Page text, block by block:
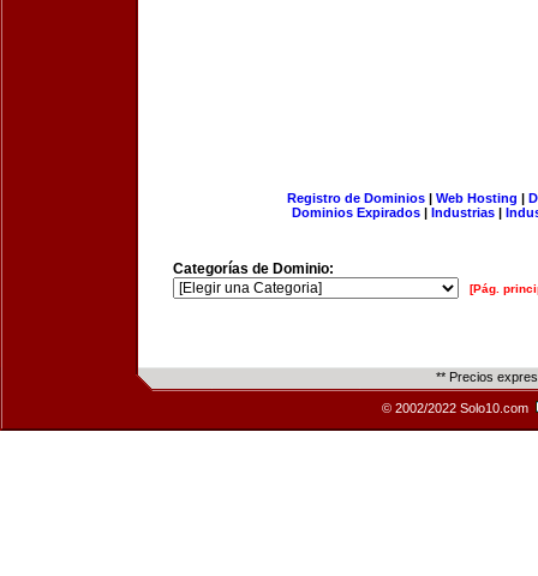
Registro de Dominios| Web Hosting |
Dominios Expirados | Industrias |
Categorías de Dominio:
[Pág.
** Precios
© 2002/2022 Solo10.com